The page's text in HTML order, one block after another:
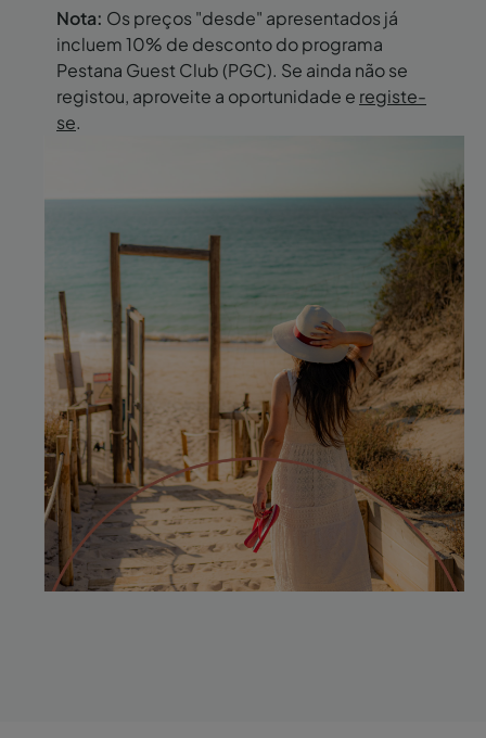
Nota: Os preços "desde" apresentados já
incluem 10% de desconto do programa
Pestana Guest Club (PGC). Se ainda não se
registou, aproveite a oportunidade e registe-
se.